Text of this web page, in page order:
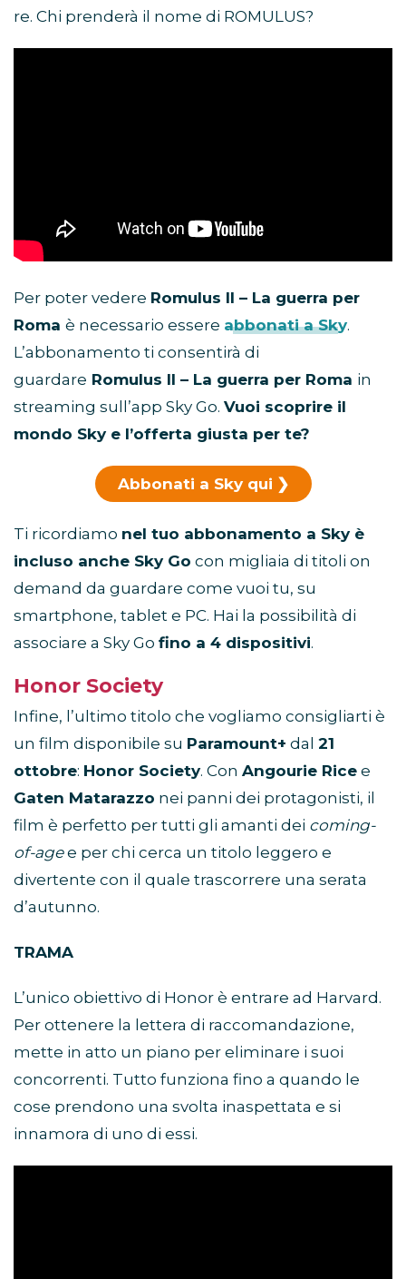
re. Chi prenderà il nome di ROMULUS?
Per poter vedere Romulus II – La guerra per
Roma è necessario essere abbonati a Sky.
L’abbonamento ti consentirà di
guardare Romulus II – La guerra per Roma in
streaming sull’app Sky Go. Vuoi scoprire il
mondo Sky e l’offerta giusta per te?
Abbonati a Sky qui
Ti ricordiamo nel tuo abbonamento a Sky è
incluso anche Sky Go con migliaia di titoli on
demand da guardare come vuoi tu, su
smartphone, tablet e PC. Hai la possibilità di
associare a Sky Go fino a 4 dispositivi.
Honor Society
Infine, l’ultimo titolo che vogliamo consigliarti è
un film disponibile su Paramount+ dal 21
ottobre: Honor Society. Con Angourie Rice e
Gaten Matarazzo nei panni dei protagonisti, il
film è perfetto per tutti gli amanti dei coming-
of-agee per chi cerca un titolo leggero e
divertente con il quale trascorrere una serata
d’autunno.
TRAMA
L’unico obiettivo di Honor è entrare ad Harvard.
Per ottenere la lettera di raccomandazione,
mette in atto un piano per eliminare i suoi
concorrenti. Tutto funziona fino a quando le
cose prendono una svolta inaspettata e si
innamora di uno di essi.